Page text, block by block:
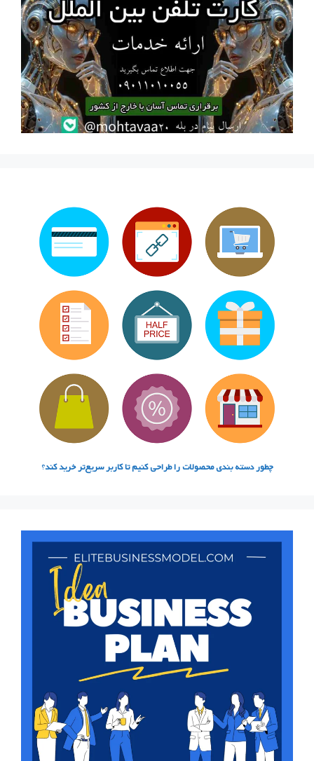
چطور دسته‌ بندی محصولات را طراحی کنیم تا کاربر سریع‌تر خرید کند؟